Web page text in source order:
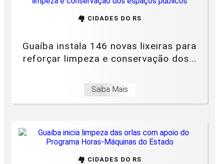
🏘️ CIDADES DO RS
Guaíba instala 146 novas lixeiras para
reforçar limpeza e conservação dos...
Saiba Mais
🏘️ CIDADES DO RS